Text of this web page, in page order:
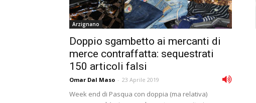
Arzignano
Doppio sgambetto ai mercanti di
merce contraffatta: sequestrati
150 articoli falsi
Omar Dal Maso - 23 Aprile 2019
Week end di Pasqua con doppia (ma relativa)